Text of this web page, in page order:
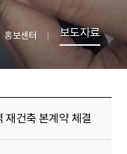
홍보센터 보도자료
재건축 본계약 체결